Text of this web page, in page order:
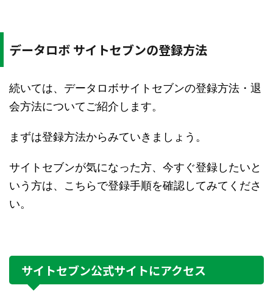
データロボ サイトセブンの登録方法
続いては、データロボサイトセブンの登録方法・退
会方法についてご紹介します。
まずは登録方法からみていきましょう。
サイトセブンが気になった方、今すぐ登録したいと
いう方は、こちらで登録手順を確認してみてくださ
い。
サイトセブン公式サイトにアクセス